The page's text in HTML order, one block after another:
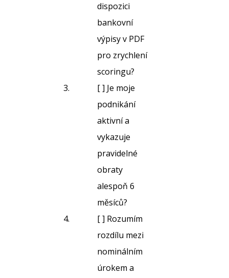
dispozici
bankovní
výpisy v PDF
pro zrychlení
scoringu?
[ ] Je moje
podnikání
aktivní a
vykazuje
pravidelné
obraty
alespoň 6
měsíců?
[ ] Rozumím
rozdílu mezi
nominálním
úrokem a